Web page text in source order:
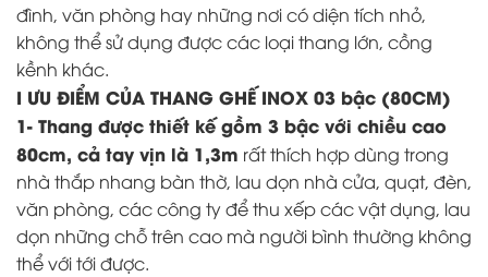
đình, văn phòng hay những nơi có diện tích nhỏ,
không thể sử dụng được các loại thang lớn, cồng
kềnh khác.
I ƯU ĐIỂM CỦA THANG GHẾ INOX 03 bậc (80CM)
1- Thang được thiết kế gồm 3 bậc với chiều cao
80cm, cả tay vịn là 1,3m rất thích hợp dùng trong
nhà thắp nhang bàn thờ, lau dọn nhà cửa, quạt, đèn,
văn phòng, các công ty để thu xếp các vật dụng, lau
dọn những chỗ trên cao mà người bình thường không
thể với tới được.